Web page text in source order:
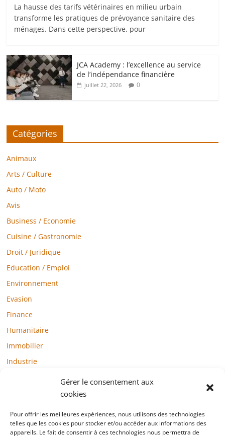
Gérer le consentement aux
cookies
Pour offrir les meilleures expériences, nous utilisons des technologies
telles que les cookies pour stocker et/ou accéder aux informations des
appareils. Le fait de consentir à ces technologies nous permettra de
La hausse des tarifs vétérinaires en milieu urbain
transforme les pratiques de prévoyance sanitaire des
ménages. Dans cette perspective, pour
JCA Academy : l’excellence au service
de l’indépendance financière
juillet 22, 2026 0
Catégories
Animaux
Arts / Culture
Auto / Moto
Avis
Business / Economie
Cuisine / Gastronomie
Droit / Juridique
Education / Emploi
Environnement
Evasion
Finance
Humanitaire
Immobilier
Industrie
Mode / Beauté / Bien-être